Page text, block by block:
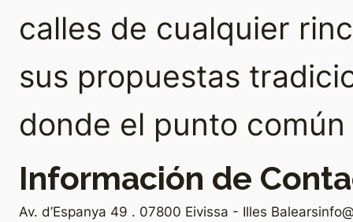
calles de cualquier
sus propuestas
donde el punto
Información de
Av. d’Espanya 49 . 07800 Eivissa - Illes Balears